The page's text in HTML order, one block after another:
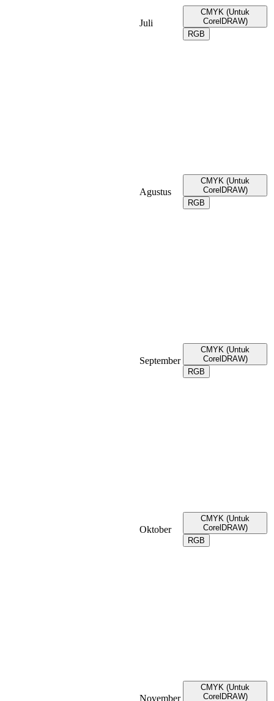
Juli
CMYK (Untuk
CorelDRAW)
RGB
Agustus
CMYK (Untuk
CorelDRAW)
RGB
September
CMYK (Untuk
CorelDRAW)
RGB
Oktober
CMYK (Untuk
CorelDRAW)
RGB
November
CMYK (Untuk
CorelDRAW)